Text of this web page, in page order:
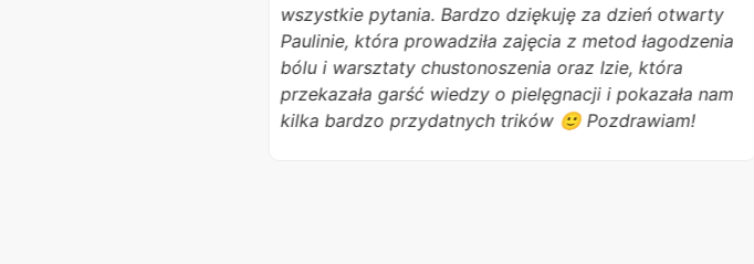
wszystkie pytania. Bardzo dziękuję za dzień otwarty
Paulinie, która prowadziła zajęcia z metod łagodzenia
bólu i warsztaty chustonoszenia oraz Izie, która
przekazała garść wiedzy o pielęgnacji i pokazała nam
kilka bardzo przydatnych trików 🙂 Pozdrawiam!